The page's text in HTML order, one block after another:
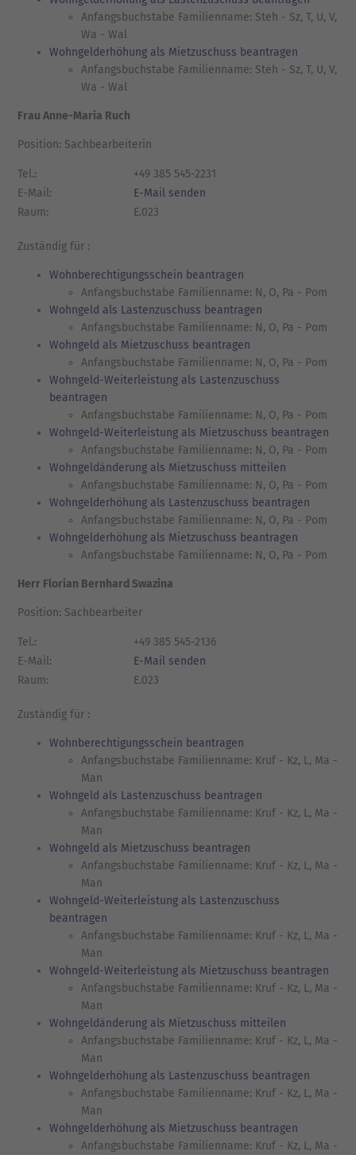
Anfangsbuchstabe Familienname: Steh - Sz, T, U, V,
Wa - Wal
Wohngelderhöhung als Mietzuschuss beantragen
Anfangsbuchstabe Familienname: Steh - Sz, T, U, V,
Wa - Wal
Frau Anne-Maria Ruch
Position: Sachbearbeiterin
Tel.:
+49 385 545-2231
E-Mail:
E-Mail senden
Raum:
E.023
Zuständig für :
Wohnberechtigungsschein beantragen
Anfangsbuchstabe Familienname: N, O, Pa - Pom
Wohngeld als Lastenzuschuss beantragen
Anfangsbuchstabe Familienname: N, O, Pa - Pom
Wohngeld als Mietzuschuss beantragen
Anfangsbuchstabe Familienname: N, O, Pa - Pom
Wohngeld-Weiterleistung als Lastenzuschuss
beantragen
Anfangsbuchstabe Familienname: N, O, Pa - Pom
Wohngeld-Weiterleistung als Mietzuschuss beantragen
Anfangsbuchstabe Familienname: N, O, Pa - Pom
Wohngeldänderung als Mietzuschuss mitteilen
Anfangsbuchstabe Familienname: N, O, Pa - Pom
Wohngelderhöhung als Lastenzuschuss beantragen
Anfangsbuchstabe Familienname: N, O, Pa - Pom
Wohngelderhöhung als Mietzuschuss beantragen
Anfangsbuchstabe Familienname: N, O, Pa - Pom
Herr Florian Bernhard Swazina
Position: Sachbearbeiter
Tel.:
+49 385 545-2136
E-Mail:
E-Mail senden
Raum:
E.023
Zuständig für :
Wohnberechtigungsschein beantragen
Anfangsbuchstabe Familienname: Kruf - Kz, L, Ma -
Man
Wohngeld als Lastenzuschuss beantragen
Anfangsbuchstabe Familienname: Kruf - Kz, L, Ma -
Man
Wohngeld als Mietzuschuss beantragen
Anfangsbuchstabe Familienname: Kruf - Kz, L, Ma -
Man
Wohngeld-Weiterleistung als Lastenzuschuss
beantragen
Anfangsbuchstabe Familienname: Kruf - Kz, L, Ma -
Man
Wohngeld-Weiterleistung als Mietzuschuss beantragen
Anfangsbuchstabe Familienname: Kruf - Kz, L, Ma -
Man
Wohngeldänderung als Mietzuschuss mitteilen
Anfangsbuchstabe Familienname: Kruf - Kz, L, Ma -
Man
Wohngelderhöhung als Lastenzuschuss beantragen
Anfangsbuchstabe Familienname: Kruf - Kz, L, Ma -
Man
Wohngelderhöhung als Mietzuschuss beantragen
Anfangsbuchstabe Familienname: Kruf - Kz, L, Ma -